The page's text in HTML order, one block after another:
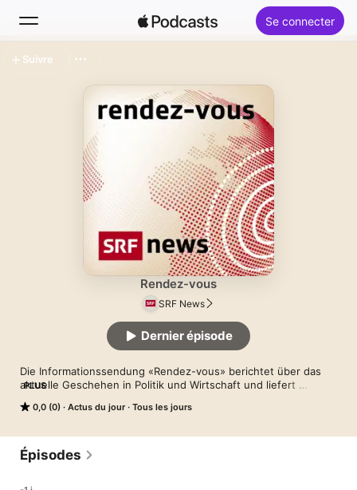
Se connecter
Nouveautés
Classements
Rendez-vous
SRF News
0,0 (0) Actus du jour Tous les jours
Die Informationssendung «Rendez-vous» berichtet über das
aktuelle Geschehen in Politik und Wirtschaft und liefert
Der zweite Teil der Sendung, das «Tagesgespräch», befragt
Entwicklungen oder zu exemplarischen Vorgängen.
PLUS
Dernier épisode
Suivre
Épisodes